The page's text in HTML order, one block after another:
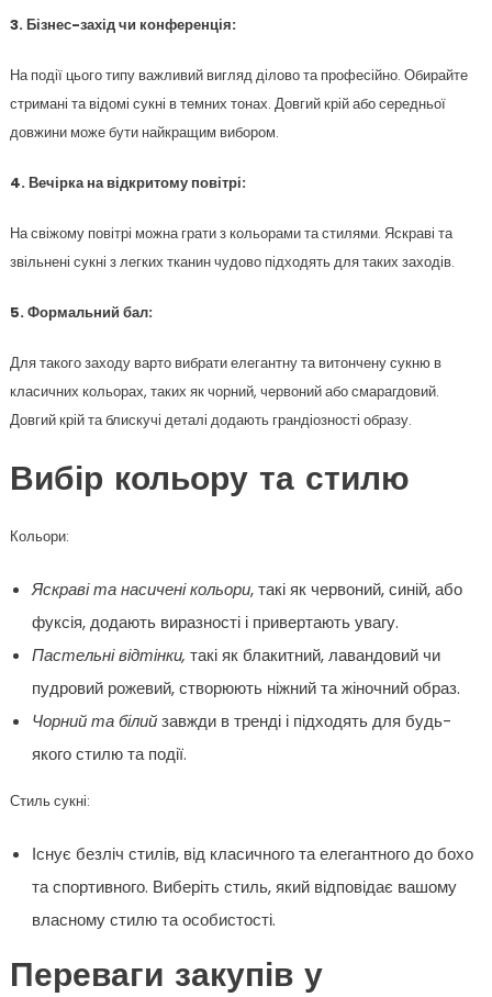
3. Бізнес-захід чи конференція:
На події цього типу важливий вигляд ділово та професійно. Обирайте
стримані та відомі сукні в темних тонах. Довгий крій або середньої
довжини може бути найкращим вибором.
4. Вечірка на відкритому повітрі:
На свіжому повітрі можна грати з кольорами та стилями. Яскраві та
звільнені сукні з легких тканин чудово підходять для таких заходів.
5. Формальний бал:
Для такого заходу варто вибрати елегантну та витончену сукню в
класичних кольорах, таких як чорний, червоний або смарагдовий.
Довгий крій та блискучі деталі додають грандіозності образу.
Вибір кольору та стилю
Кольори:
Яскраві та насичені кольори, такі як червоний, синій, або
фуксія, додають виразності і привертають увагу.
Пастельні відтінки, такі як блакитний, лавандовий чи
пудровий рожевий, створюють ніжний та жіночний образ.
Чорний та білийзавжди в тренді і підходять для будь-
якого стилю та події.
Стиль сукні:
Існує безліч стилів, від класичного та елегантного до бохо
та спортивного. Виберіть стиль, який відповідає вашому
власному стилю та особистості.
Переваги закупів у